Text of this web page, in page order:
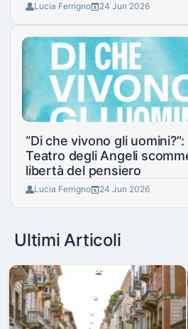
Lucia Ferrigno 24 Jun 2026
“Di che vivono gli
Teatro degli Angeli
libertà del pensiero
Lucia Ferrigno 24 Jun 2026
Ultimi Articoli